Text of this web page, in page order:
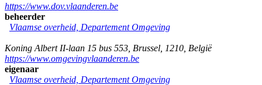
https://www.dov.vlaanderen.be
beheerder
Vlaamse overheid, Departement Omgeving
Koning Albert II-laan 15 bus 553 Brussel 1210 België
https://www.omgevingvlaanderen.be
eigenaar
Vlaamse overheid, Departement Omgeving